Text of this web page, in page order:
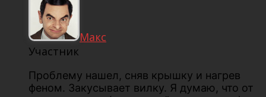
Макс
Участник
Проблему нашел, сняв крышку и нагрев
феном. Закусывает вилку. Я думаю, что от